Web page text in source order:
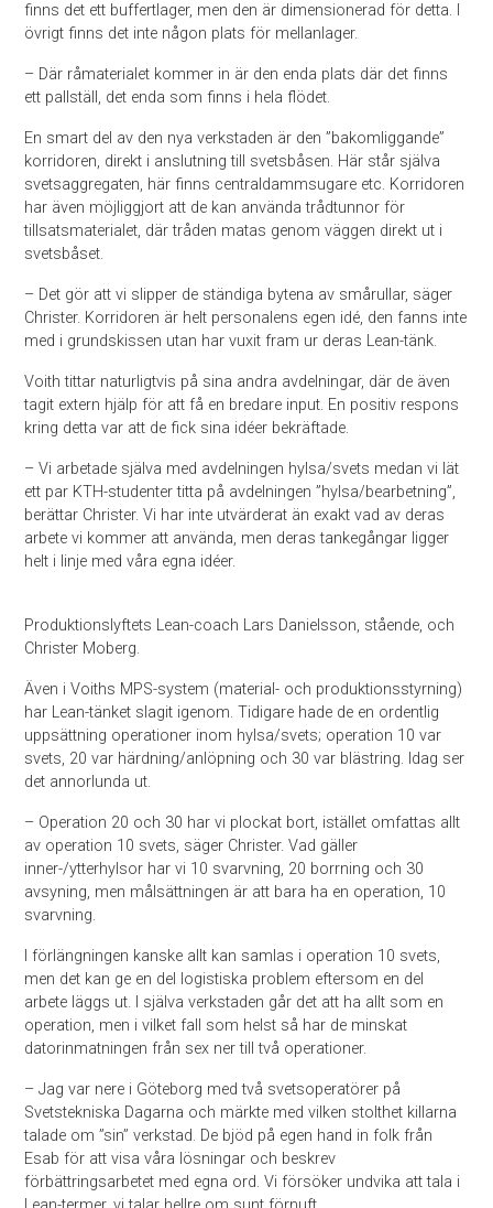
finns det ett buffertlager, men den är dimensionerad för detta. I
övrigt finns det inte någon plats för mellanlager.
– Där råmaterialet kommer in är den enda plats där det finns
ett pallställ, det enda som finns i hela flödet.
En smart del av den nya verkstaden är den ”bakomliggande”
korridoren, direkt i anslutning till svetsbåsen. Här står själva
svetsaggregaten, här finns centraldammsugare etc. Korridoren
har även möjliggjort att de kan använda trådtunnor för
tillsatsmaterialet, där tråden matas genom väggen direkt ut i
svetsbåset.
– Det gör att vi slipper de ständiga bytena av smårullar, säger
Christer. Korridoren är helt personalens egen idé, den fanns inte
med i grundskissen utan har vuxit fram ur deras Lean-tänk.
Voith tittar naturligtvis på sina andra avdelningar, där de även
tagit extern hjälp för att få en bredare input. En positiv respons
kring detta var att de fick sina idéer bekräftade.
– Vi arbetade själva med avdelningen hylsa/svets medan vi lät
ett par KTH-studenter titta på avdelningen ”hylsa/bearbetning”,
berättar Christer. Vi har inte utvärderat än exakt vad av deras
arbete vi kommer att använda, men deras tankegångar ligger
helt i linje med våra egna idéer.
Produktionslyftets Lean-coach Lars Danielsson, stående, och
Christer Moberg.
Även i Voiths MPS-system (material- och produktionsstyrning)
har Lean-tänket slagit igenom. Tidigare hade de en ordentlig
uppsättning operationer inom hylsa/svets; operation 10 var
svets, 20 var härdning/anlöpning och 30 var blästring. Idag ser
det annorlunda ut.
– Operation 20 och 30 har vi plockat bort, istället omfattas allt
av operation 10 svets, säger Christer. Vad gäller
inner-/ytterhylsor har vi 10 svarvning, 20 borrning och 30
avsyning, men målsättningen är att bara ha en operation, 10
svarvning.
I förlängningen kanske allt kan samlas i operation 10 svets,
men det kan ge en del logistiska problem eftersom en del
arbete läggs ut. I själva verkstaden går det att ha allt som en
operation, men i vilket fall som helst så har de minskat
datorinmatningen från sex ner till två operationer.
– Jag var nere i Göteborg med två svetsoperatörer på
Svetstekniska Dagarna och märkte med vilken stolthet killarna
talade om ”sin” verkstad. De bjöd på egen hand in folk från
Esab för att visa våra lösningar och beskrev
förbättringsarbetet med egna ord. Vi försöker undvika att tala i